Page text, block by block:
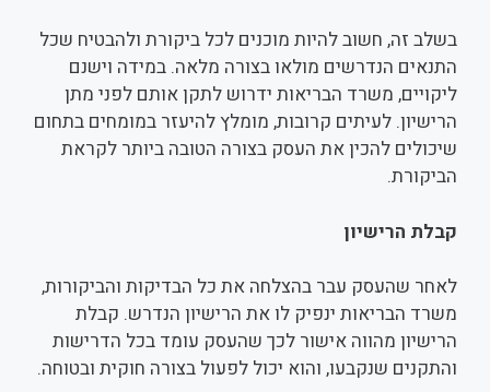
בשלב זה, חשוב להיות מוכנים לכל ביקורת ולהבטיח שכל
התנאים הנדרשים מולאו בצורה מלאה. במידה וישנם
ליקויים, משרד הבריאות ידרוש לתקן אותם לפני מתן
הרישיון. לעיתים קרובות, מומלץ להיעזר במומחים בתחום
שיכולים להכין את העסק בצורה הטובה ביותר לקראת
הביקורת.
קבלת הרישיון
לאחר שהעסק עבר בהצלחה את כל הבדיקות והביקורות,
משרד הבריאות ינפיק לו את הרישיון הנדרש. קבלת
הרישיון מהווה אישור לכך שהעסק עומד בכל הדרישות
והתקנים שנקבעו, והוא יכול לפעול בצורה חוקית ובטוחה.